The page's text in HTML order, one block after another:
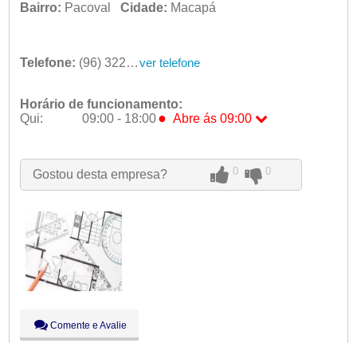
Bairro: Pacoval Cidade: Macapá
Telefone: (96) 3223-6575 ver telefone
Horário de funcionamento:
Qui:
09:00 - 18:00 ● Abre ás 09:00
Ter:
09:00 - 18:00
Qua:
09:00 - 18:00
Sex:
09:00 - 18:00
Sáb:
Fechado
Dom:
Fechado
Gostou desta empresa? 0 0
Comente e Avalie